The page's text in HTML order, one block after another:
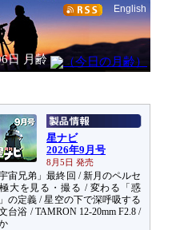
English
日 月齢
星ナビ
2026年9月号
8月5日 発売
宇宙兄弟」最終回 / 新月のペルセ
大を見る・撮る / 変わる「惑
の定義 / 星空の下で深呼吸する
台浴 / TAMRON 12-20mm F2.8 /